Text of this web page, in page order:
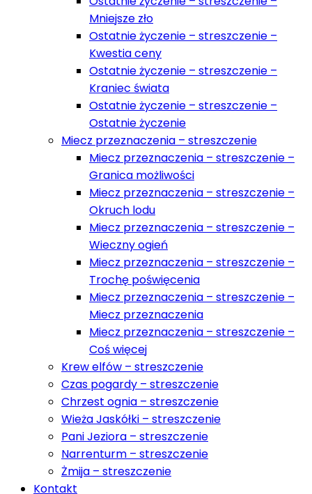
Mniejsze zło
Ostatnie życzenie – streszczenie –
Kwestia ceny
Ostatnie życzenie – streszczenie –
Kraniec świata
Ostatnie życzenie – streszczenie –
Ostatnie życzenie
Miecz przeznaczenia – streszczenie
Miecz przeznaczenia – streszczenie –
Granica możliwości
Miecz przeznaczenia – streszczenie –
Okruch lodu
Miecz przeznaczenia – streszczenie –
Wieczny ogień
Miecz przeznaczenia – streszczenie –
Trochę poświęcenia
Miecz przeznaczenia – streszczenie –
Miecz przeznaczenia
Miecz przeznaczenia – streszczenie –
Coś więcej
Krew elfów – streszczenie
Czas pogardy – streszczenie
Chrzest ognia – streszczenie
Wieża Jaskółki – streszczenie
Pani Jeziora – streszczenie
Narrenturm – streszczenie
Żmija – streszczenie
Kontakt